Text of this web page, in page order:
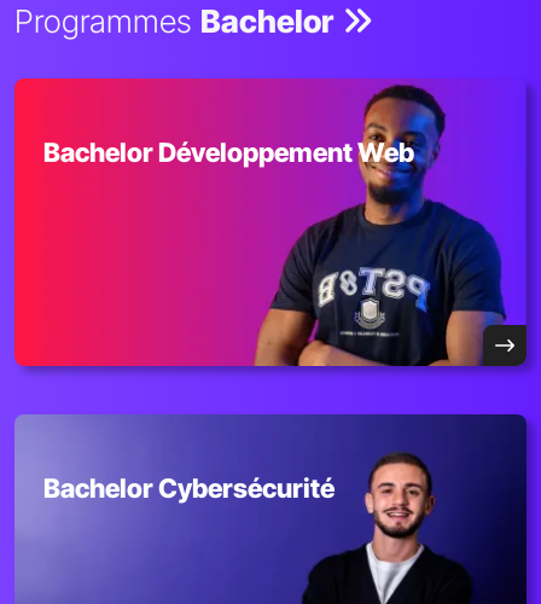
Programmes Bachelor
Bachelor Développement Web
Bachelor Cybersécurité